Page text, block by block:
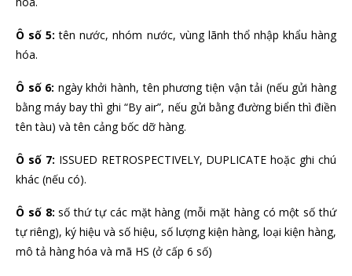
Ô số 5: tên nước, nhóm nước, vùng lãnh thổ nhập khẩu hàng
hóa.
Ô số 6: ngày khởi hành, tên phương tiện vận tải (nếu gửi hàng
bằng máy bay thì ghi “By air”, nếu gửi bằng đường biển thì điền
tên tàu) và tên cảng bốc dỡ hàng.
Ô số 7: ISSUED RETROSPECTIVELY, DUPLICATE hoặc ghi chú
khác (nếu có).
Ô số 8: số thứ tự các mặt hàng (mỗi mặt hàng có một số thứ
tự riêng), ký hiệu và số hiệu, số lượng kiện hàng, loại kiện hàng,
mô tả hàng hóa và mã HS (ở cấp 6 số)